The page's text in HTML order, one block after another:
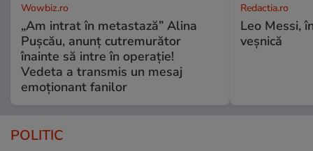
Wowbiz.ro
„Am intrat în metastază” Alina
Pușcău, anunț cutremurător
înainte să intre în operație!
Vedeta a transmis un mesaj
emoționant fanilor
Redactia.ro
Leo Messi,
veșnică
POLITIC